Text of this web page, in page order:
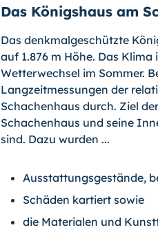
Das Königshaus am
Das denkmalgeschützte
auf 1.876 m Höhe. Das
Wetterwechsel im Sommer.
Langzeitmessungen der
Schachenhaus durch. Ziel
Schachenhaus und seine
sind. Dazu wurden ...
Ausstattungsgestände,
Schäden kartiert sowie
die Materialen und